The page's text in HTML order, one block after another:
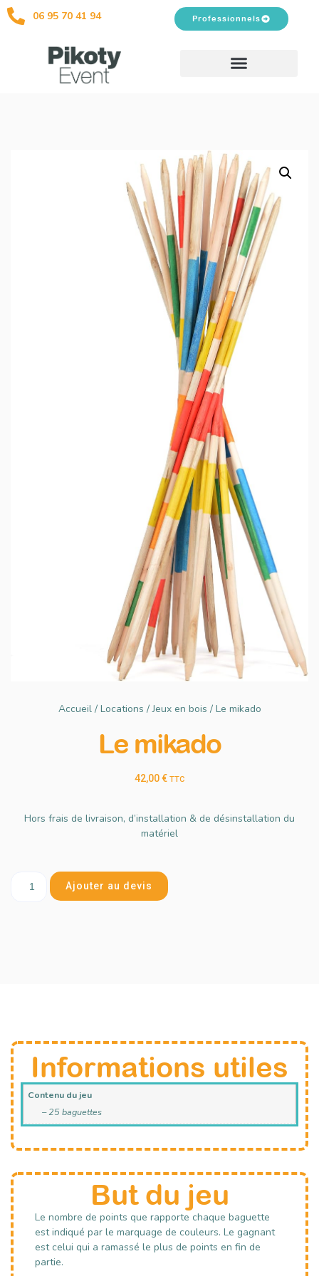
06 95 70 41 94 Professionnels
Accueil/ Locations /Jeux en bois / Le mikado
Le mikado
42,00€ TTC
Hors frais de livraison, d’installation & de désinstallation du
matériel
Ajouter au devis
Informations utiles
Contenu du jeu
– 25 baguettes
But du jeu
Le nombre de points que rapporte chaque baguette
est indiqué par le marquage de couleurs. Le gagnant
est celui qui a ramassé le plus de points en fin de
partie.